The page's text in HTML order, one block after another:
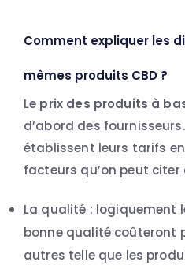
Comment expliquer les
mêmes produits CBD ?
Le prix des produits à
d’abord des
établissent leurs tarifs
facteurs qu’on peut citer
La qualité : logiquement
bonne qualité coûteront
autres telle que les